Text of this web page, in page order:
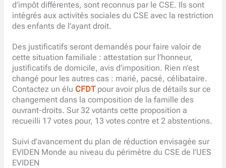
d’impôt différentes, sont reconnus par le CSE. Ils sont
intégrés aux activités sociales du CSE avec la restriction
des enfants de l’ayant droit.
Des justificatifs seront demandés pour faire valoir de
cette situation familiale : attestation sur l’honneur,
justificatifs de domicile, avis d’imposition. Rien n’est
changé pour les autres cas : marié, pacsé, célibataire.
Contactez un élu CFDTpour avoir plus de détails sur ce
changement dans la composition de la famille des
ouvrant-droits. Sur 32 votants cette proposition a
recueilli 17 votes pour, 13 votes contre et 2 abstentions.
Suivi d’avancement du plan de réduction envisagée sur
EVIDEN Monde au niveau du périmètre du CSE de l’UES
EVIDEN